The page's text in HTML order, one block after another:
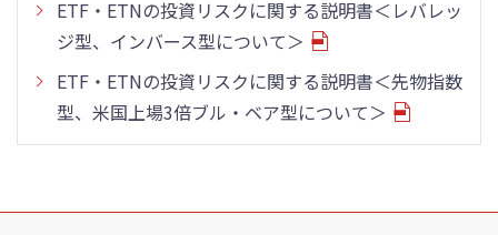
ETF・ETNの投資リスクに関する説明書＜レバレッ
ジ型、インバース型について＞
ETF・ETNの投資リスクに関する説明書＜先物指数
型、米国上場3倍ブル・ベア型について＞
こ